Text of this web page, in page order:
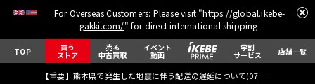
For Overseas Customers: Please visit "https://global.ikebe-
gakki.com/" for direct international shipping.
TOP 買う
ストア
売る
中古買取
イベント
動画
学割
サービス 店舗一覧
【重要】熊本県で発生した地震に伴う配送の遅延について(07月29日